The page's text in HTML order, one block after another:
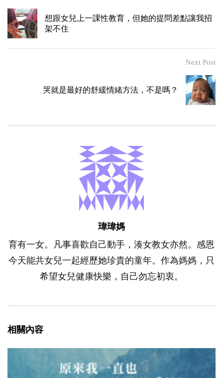
想跟女兒上一課性教育，但她的提問差點讓我招
架不住
Next Post
哭就是最好的舒緩情緒方法，不是嗎？
瑋瑋媽
育有一女。凡事喜歡自己動手，湊女教女亦然。感恩
今天能共女兒一起經歷她珍貴的童年。作為媽媽，只
希望女兒健康快樂，自己勿忘初衷。
相關內容